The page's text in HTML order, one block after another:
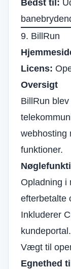
Bedst til:
9. BillRun
Licens:
Oversigt
BillRun
webhosting
funktioner.
Opladning i
efterbetalte
Inkluderer
kundeportal.
Vægt til
Egnethed